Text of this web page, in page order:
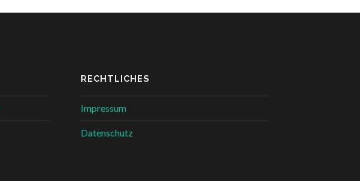
RECHTLICHES
Impressum
Datenschutz